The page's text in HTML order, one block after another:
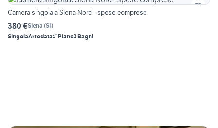
Camera singola a Siena Nord - spese comprese
380 €Siena (SI)
SingolaArredata1° Piano2 Bagni